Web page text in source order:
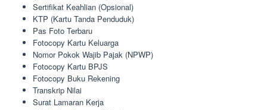
Sertifikat Keahlian (Opsional)
KTP (Kartu Tanda Penduduk)
Pas Foto Terbaru
Fotocopy Kartu Keluarga
Nomor Pokok Wajib Pajak (NPWP)
Fotocopy Kartu BPJS
Fotocopy Buku Rekening
Transkrip Nilai
Surat Lamaran Kerja